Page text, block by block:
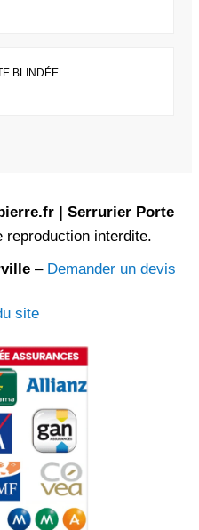
BLINDÉE
| Serrurier Porte
reproduction interdite.
– Demander un devis
site